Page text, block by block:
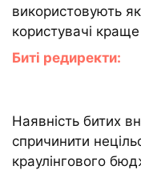
використовують
користувачі краще
Биті редиректи:
Наявність битих
спричинити
краулінгового